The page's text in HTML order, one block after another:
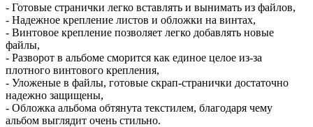
- Готовые странички легко вставлять и вынимать из файлов,
- Надежное крепление листов и обложки на винтах,
- Винтовое крепление позволяет легко добавлять новые
файлы,
- Разворот в альбоме сморится как единое целое из-за
плотного винтового крепления,
- Уложеные в файлы, готовые скрап-странички достаточно
надежно защищены,
- Обложка альбома обтянута текстилем, благодаря чему
альбом выглядит очень стильно.